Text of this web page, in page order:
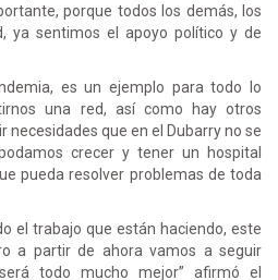
porque todos los demás, los
ya sentimos el apoyo político y de
es un ejemplo para todo lo
una red, así como hay otros
necesidades que en el Dubarry no se
crecer y tener un hospital
pueda resolver problemas de toda
el trabajo que están haciendo, este
a partir de ahora vamos a seguir
todo mucho mejor” afirmó el